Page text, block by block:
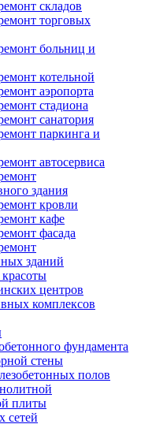
складов
торговых
больниц и
котельной
аэропорта
стадиона
санатория
паркинга и
автосервиса
здания
кровли
кафе
фасада
зданий
центров
комплексов
фундамента
стены
полов
плиты
сетей